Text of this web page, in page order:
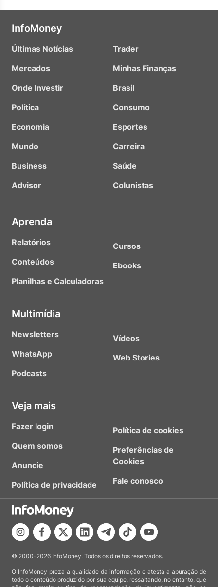
InfoMoney
Últimas Notícias
Mercados
Onde Investir
Política
Economia
Mundo
Business
Advisor
Trader
Minhas Finanças
Brasil
Consumo
Esportes
Carreira
Saúde
Colunistas
Aprenda
Relatórios
Conteúdos
Planilhas e Calculadoras
Cursos
Ebooks
Multimídia
Newsletters
WhatsApp
Podcasts
Vídeos
Web Stories
Veja mais
Fazer login
Quem somos
Anuncie
Política de privacidade
Política de cookies
Preferências de
Cookies
Fale conosco
© 2000-2026 InfoMoney. Todos os direitos reservados.
O InfoMoney preza a qualidade da informação e atesta a apuração de
todo o conteúdo produzido por sua equipe, ressaltando, no entanto, que